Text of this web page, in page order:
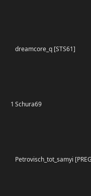
dreamcore_q [STS61]
1 Schura69
Petrovisch_tot_samyi